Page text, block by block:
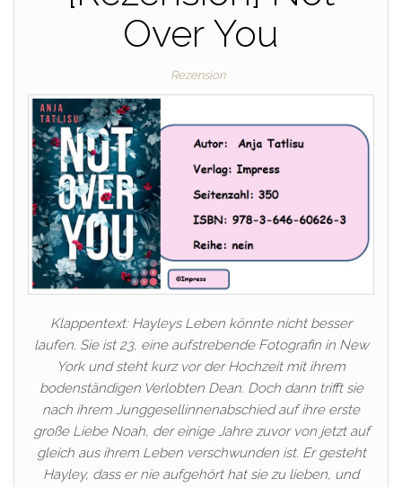
Over You
Rezension
Klappentext: Hayleys Leben könnte nicht besser
laufen. Sie ist 23, eine aufstrebende Fotografin in New
York und steht kurz vor der Hochzeit mit ihrem
bodenständigen Verlobten Dean. Doch dann trifft sie
nach ihrem Junggesellinnenabschied auf ihre erste
große Liebe Noah, der einige Jahre zuvor von jetzt auf
gleich aus ihrem Leben verschwunden ist. Er gesteht
Hayley, dass er nie aufgehört hat sie zu lieben, und